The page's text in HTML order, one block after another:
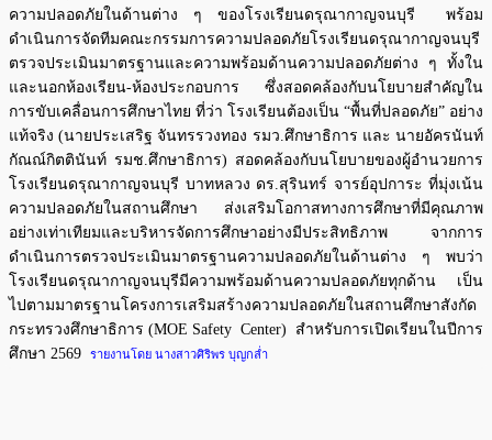
ความปลอดภัยในด้านต่าง ๆ ของโรงเรียนดรุณากาญจนบุรี พร้อม
ดำเนินการจัดทีมคณะกรรมการความปลอดภัยโรงเรียนดรุณากาญจนบุรี
ตรวจประเมินมาตรฐานและความพร้อมด้านความปลอดภัยต่าง ๆ ทั้งใน
และนอกห้องเรียน-ห้องประกอบการ ซึ่งสอดคล้องกับนโยบายสำคัญใน
การขับเคลื่อนการศึกษาไทย ที่ว่า โรงเรียนต้องเป็น “พื้นที่ปลอดภัย” อย่าง
แท้จริง (นายประเสริฐ จันทรรวงทอง รมว.ศึกษาธิการ และ นายอัครนันท์
กัณณ์กิตตินันท์ รมช.ศึกษาธิการ) สอดคล้องกับนโยบายของผู้อำนวยการ
โรงเรียนดรุณากาญจนบุรี บาทหลวง ดร.สุรินทร์ จารย์อุปการะ ที่มุ่งเน้น
ความปลอดภัยในสถานศึกษา ส่งเสริมโอกาสทางการศึกษาที่มีคุณภาพ
อย่างเท่าเทียมและบริหารจัดการศึกษาอย่างมีประสิทธิภาพ จากการ
ดำเนินการตรวจประเมินมาตรฐานความปลอดภัยในด้านต่าง ๆ พบว่า
โรงเรียนดรุณากาญจนบุรีมีความพร้อมด้านความปลอดภัยทุกด้าน เป็น
ไปตามมาตรฐานโครงการเสริมสร้างความปลอดภัยในสถานศึกษาสังกัด
กระทรวงศึกษาธิการ (MOE Safety Center) สำหรับการเปิดเรียนในปีการ
ศึกษา 2569
รายงานโดย นางสาวศิริพร บุญกล่ำ